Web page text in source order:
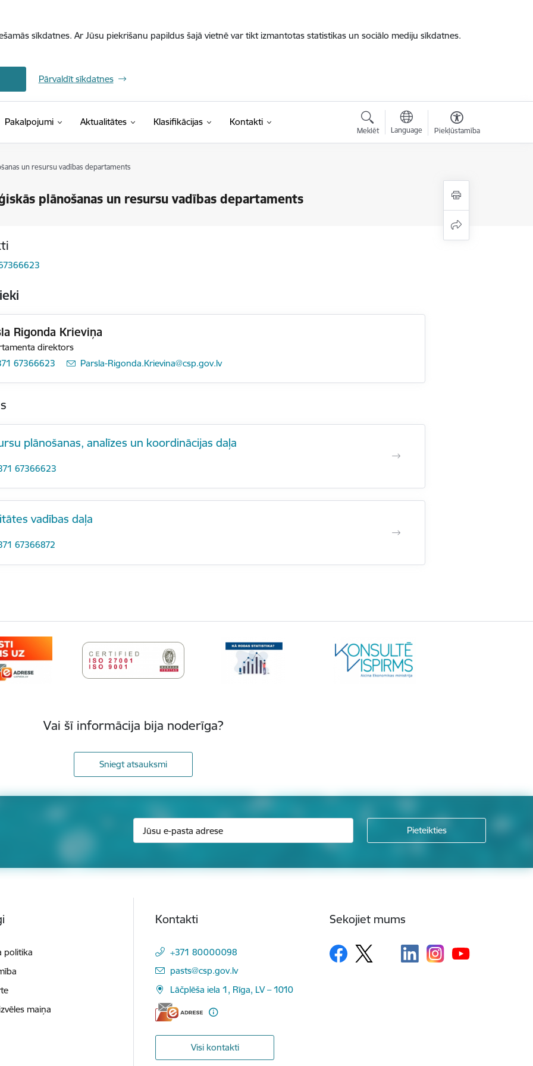
sīkdatnes. Ar Jūsu piekrišanu papildus šajā vietnē var tikt izmantotas statistikas un sociālo mediju sīkdatnes.
Pārvaldīt sīkdatnes
Pakalpojumi Aktualitātes Klasifikācijas(Ārējā saite)
Kontakti
Meklēt Language Piekļūstamība
un resursu vadības departaments
plānošanas un resursu vadības departaments
Rigonda Krieviņa
direktors
67366623
E-pasts:
Parsla-Rigonda.Krievina@csp.gov.lv
plānošanas, analīzes un koordinācijas daļa
67366623
vadības daļa
67366872
Vai šī informācija bija noderīga?
Sniegt atsauksmi
politika
maiņa
Kontakti
+371 80000098
E-pasts:
pasts@csp.gov.lv
Lāčplēša iela 1, Rīga, LV – 1010
Visi kontakti
Sekojiet mums